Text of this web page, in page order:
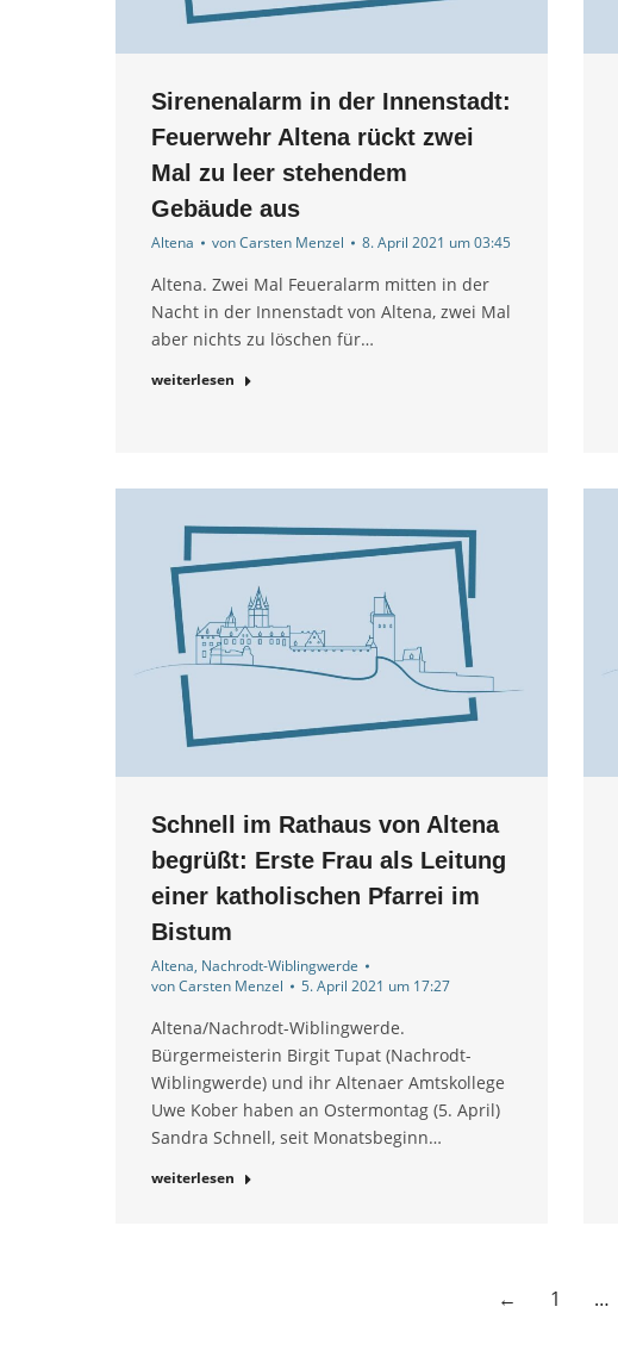
Sirenenalarm in der Innenstadt:
Feuerwehr Altena rückt zwei
Mal zu leer stehendem
Gebäude aus
Altena vonCarsten Menzel 8. April 2021 um 03:45
Altena. Zwei Mal Feueralarm mitten in der
Nacht in der Innenstadt von Altena, zwei Mal
aber nichts zu löschen für…
weiterlesen
Schnell im Rathaus von Altena
begrüßt: Erste Frau als Leitung
einer katholischen Pfarrei im
Bistum
Altena, Nachrodt-Wiblingwerde
vonCarsten Menzel 5. April 2021 um 17:27
Altena/Nachrodt-Wiblingwerde.
Bürgermeisterin Birgit Tupat (Nachrodt-
Wiblingwerde) und ihr Altenaer Amtskollege
Uwe Kober haben an Ostermontag (5. April)
Sandra Schnell, seit Monatsbeginn…
weiterlesen
← 1 …